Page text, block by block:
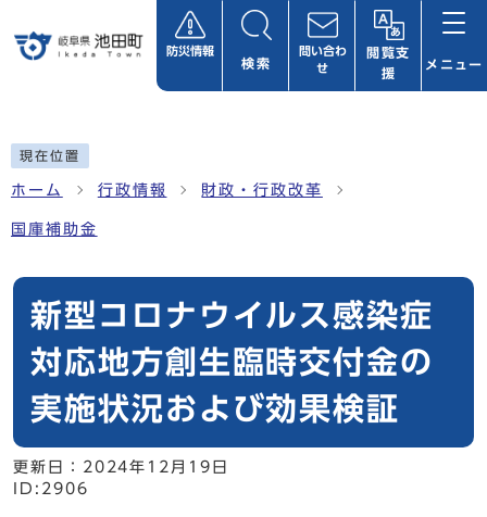
防災情報
検索
問い合わ
せ
閲覧支
援
メニュー
現在位置
ホーム 行政情報 財政・行政改革
国庫補助金
新型コロナウイルス感染症
対応地方創生臨時交付金の
実施状況および効果検証
更新日： 2024年12月19日
ID:2906